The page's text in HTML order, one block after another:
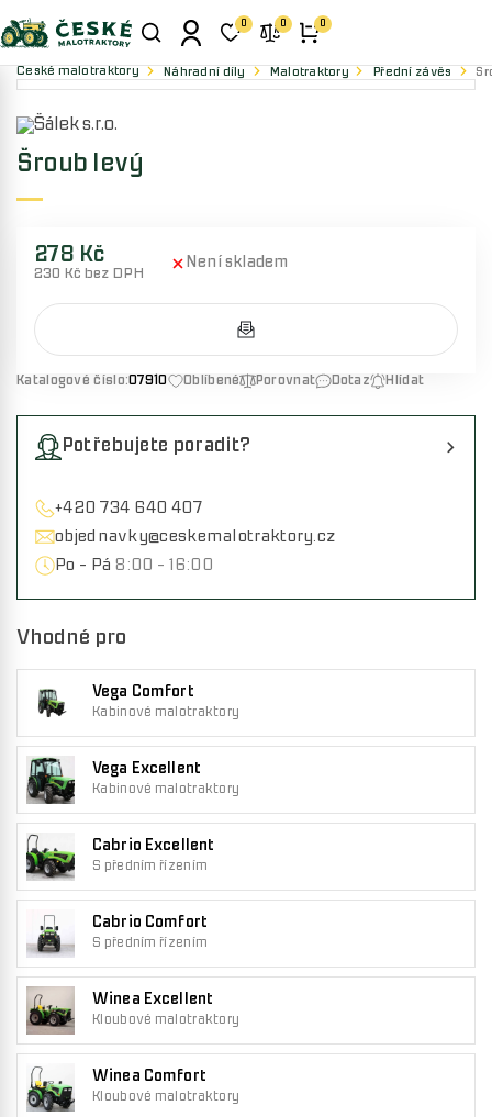
0 0 0
České malotraktory Náhradní díly Malotraktory Přední závěs
Šroub levý
278 Kč
230 Kč bez DPH
Není skladem
Katalogové číslo:07910 Oblíbené Porovnat Dotaz Hlídat
Potřebujete poradit?
+420 734 640 407
objednavky@ceskemalotraktory.cz
Po - Pá 8:00 - 16:00
Vhodné pro
Vega Comfort
Kabinové malotraktory
Vega Excellent
Kabinové malotraktory
Cabrio Excellent
S předním řízením
Cabrio Comfort
S předním řízením
Winea Excellent
Kloubové malotraktory
Winea Comfort
Kloubové malotraktory